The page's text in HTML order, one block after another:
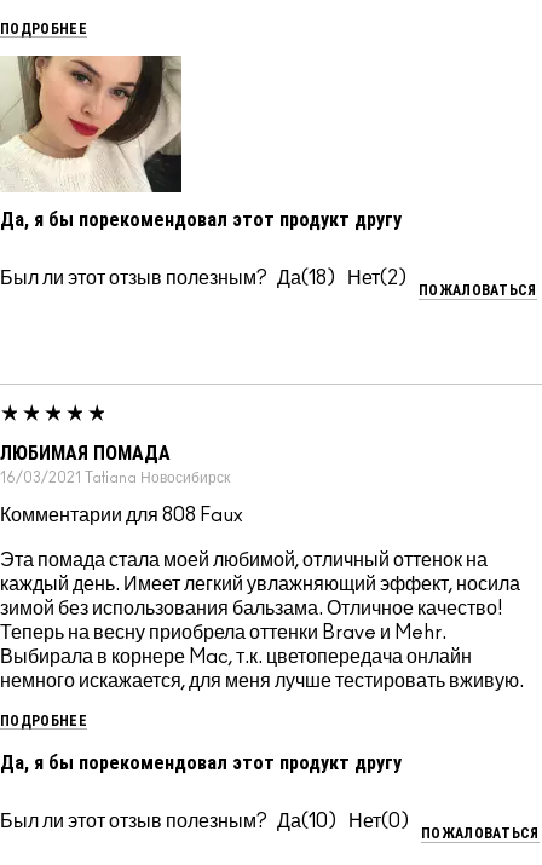
ПОДРОБНЕЕ
Да, я бы порекомендовал этот продукт другу
Был ли этот отзыв полезным? 18 2
ПОЖАЛОВАТЬСЯ
ЛЮБИМАЯ ПОМАДА
16/03/2021 Tatiana Новосибирск
Комментарии для 808 Faux
Эта помада стала моей любимой, отличный оттенок на
каждый день. Имеет легкий увлажняющий эффект, носила
зимой без использования бальзама. Отличное качество!
Теперь на весну приобрела оттенки Brave и Mehr.
Выбирала в корнере Mac, т.к. цветопередача онлайн
немного искажается, для меня лучше тестировать вживую.
ПОДРОБНЕЕ
Да, я бы порекомендовал этот продукт другу
Был ли этот отзыв полезным? 10 0
ПОЖАЛОВАТЬСЯ